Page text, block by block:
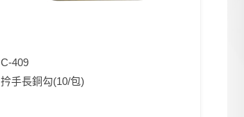
C-409
扲手長銅勾(10/包)